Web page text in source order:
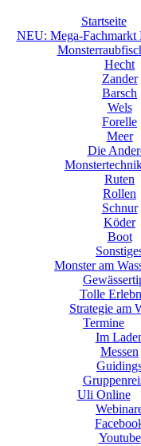
Startseite
NEU: Mega-Fachmarkt
Hecht
Zander
Barsch
Wels
Forelle
Meer
Die
Ruten
Rollen
Schnur
Köder
Boot
Monster am
Tolle
Strategie am
Termine
Im
Messen
Uli Online
Youtube